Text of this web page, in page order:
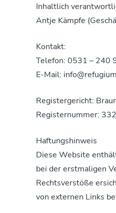
Inhaltlich
Antje Kämpfe
Kontakt:
Telefon: 0531 – 240
E-Mail:
Registergericht:
Registernummer:
Haftungshinweis
Diese Website
bei der erstmaligen
Rechtsverstöße
von externen Links